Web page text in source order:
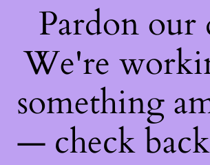
Pardon our
We're
something
— check